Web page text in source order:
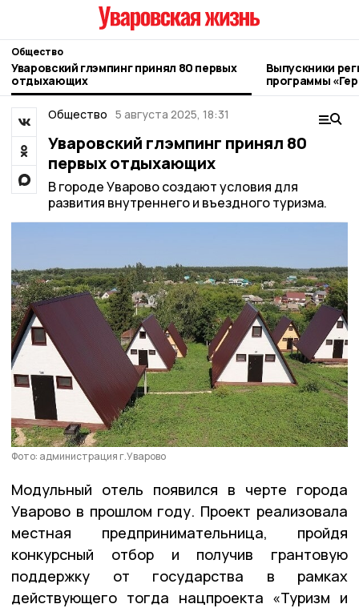
Общество
Уваровский глэмпинг принял 80 первых
отдыхающих
Выпускники
программы
получили
Общество 5 августа 2025, 18:31
Уваровский глэмпинг принял 80
первых отдыхающих
В городе Уварово создают условия для
развития внутреннего и въездного туризма.
Фото: администрация г.Уварово
Модульный отель появился в черте города
Уварово в прошлом году. Проект реализовала
местная предпринимательница, пройдя
конкурсный отбор и получив грантовую
поддержку от государства в рамках
действующего тогда нацпроекта «Туризм и